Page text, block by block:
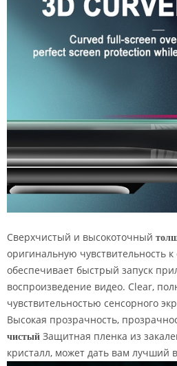
Сверхчистый и высокоточный
оригинальную чувствительность к
обеспечивает быстрый запуск
воспроизведение видео. Clear,
чувствительностью сенсорного
Высокая прозрачность,
чистый Защитная пленка из
кристалл, может дать вам лучший